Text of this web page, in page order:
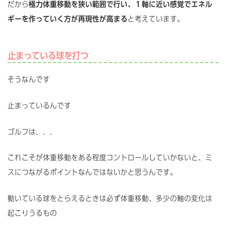
だから極力体重移動を狭い範囲で行い、１軸に近い感覚でエネル
ギーを作っていく方が再現性が高まる と考えています。
止まっている球を打つ
そうなんです
止まっているんです
ゴルフは．．．
これこそが体重移動をある程度コントロールしていかないと、ミ
スにつながるポイントなんではないかと思うんです。
動いている球をとらえるときは必ず体重移動、多少の軸の変化は
起こりうるもの